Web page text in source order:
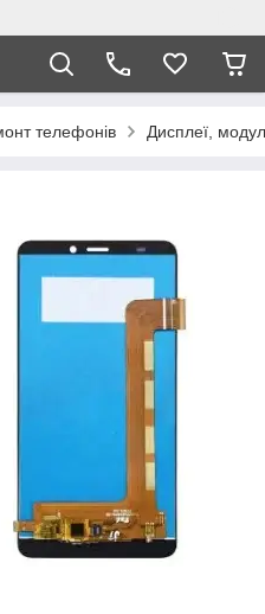
телефонів Дисплеї,